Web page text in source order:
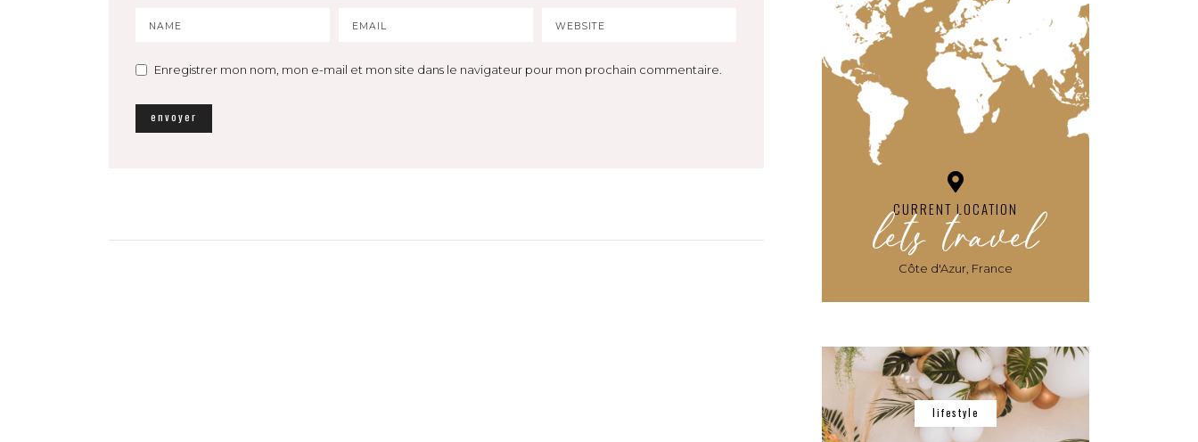
Enregistrer mon nom, mon e-mail et mon site dans le navigateur pour mon prochain commentaire.
CURRENT LOCATION
lets travel
Côte d'Azur, France
lifestyle